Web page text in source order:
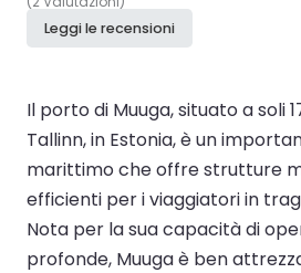
Leggi le recensioni
Il porto di Muuga, situato a soli
Tallinn, in Estonia, è un
marittimo che offre strutture
efficienti per i viaggiatori in
Nota per la sua capacità di
profonde, Muuga è ben